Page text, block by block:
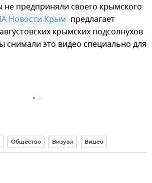
предприняли своего крымского
Новости Крым предлагает
крымских подсолнухов
снимали это видео специально для
Общество Визуал Видео